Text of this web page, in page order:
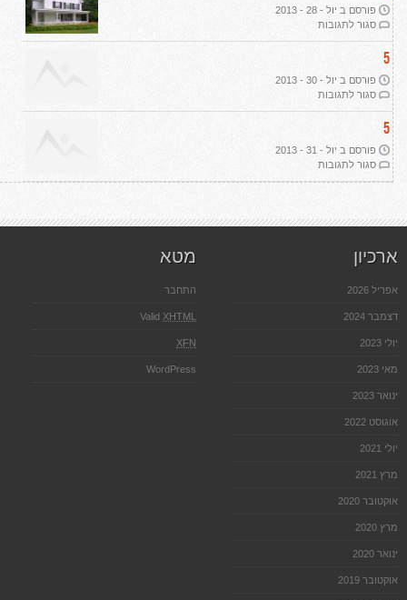
אמיתית פורסם ב יול - 28 - 2013
סגור לתגובותעל
5
פורסם ב יול - 30 - 2013
סגור לתגובותעל
5
פורסם ב יול - 31 - 2013
סגור לתגובותעל
ארכיון
אפריל 2026
דצמבר 2024
יולי 2023
מאי 2023
ינואר 2023
אוגוסט 2022
יולי 2021
מרץ 2021
אוקטובר 2020
מרץ 2020
ינואר 2020
אוקטובר 2019
מטא
התחבר
Valid XHTML
XFN
WordPress